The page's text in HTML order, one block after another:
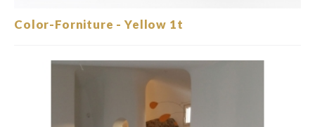
Color-Forniture - Yellow 1t